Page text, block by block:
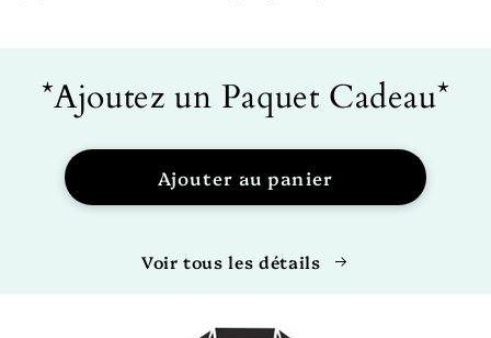
informations
produits
*Ajoutez un Paquet Cadeau*
Ajouter au panier
Voir tous les détails